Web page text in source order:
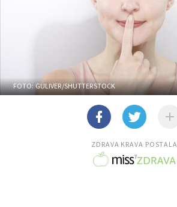
FOTO: GULIVER/SHUTTERSTOCK
ZDRAVA KRAVA POSTALA